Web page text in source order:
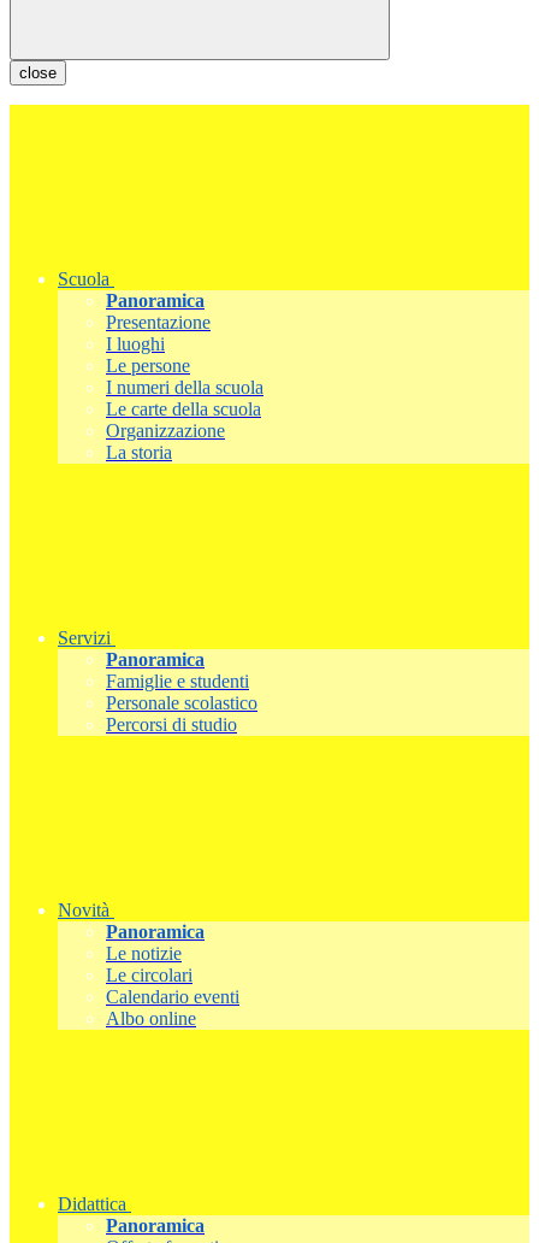
close
Scuola
Panoramica
Presentazione
I luoghi
Le persone
I numeri della scuola
Le carte della scuola
Organizzazione
La storia
Servizi
Panoramica
Famiglie e studenti
Personale scolastico
Percorsi di studio
Novità
Panoramica
Le notizie
Le circolari
Calendario eventi
Albo online
Didattica
Panoramica